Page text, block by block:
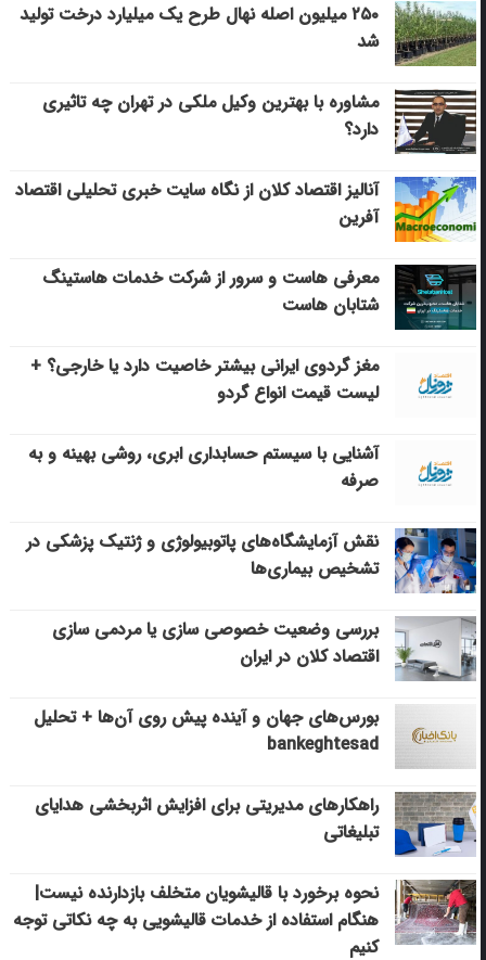
۲۵۰ میلیون اصله نهال طرح یک میلیارد درخت تولید
شد
مشاوره با بهترین وکیل ملکی در تهران چه تاثیری
دارد؟
آنالیز اقتصاد کلان از نگاه سایت خبری تحلیلی اقتصاد
آفرین
معرفی هاست و سرور از شرکت خدمات هاستینگ
شتابان هاست
مغز گردوی ایرانی بیشتر خاصیت دارد یا خارجی؟ +
لیست قیمت انواع گردو
آشنایی با سیستم حسابداری ابری، روشی بهینه و به
صرفه
نقش آزمایشگاه‌های پاتوبیولوژی و ژنتیک پزشکی در
تشخیص بیماری‌ها
بررسی وضعیت خصوصی سازی یا مردمی سازی
اقتصاد کلان در ایران
بورس‌های جهان و آینده پیش روی آن‌ها + تحلیل
bankeghtesad
راهکارهای مدیریتی برای افزایش اثربخشی هدایای
تبلیغاتی
نحوه برخورد با قالیشویان متخلف بازدارنده نیست|
هنگام استفاده از خدمات قالیشویی به چه نکاتی توجه
کنیم